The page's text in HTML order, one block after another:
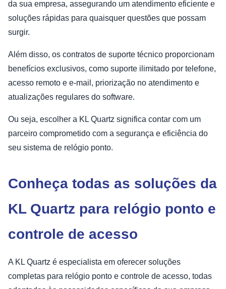
da sua empresa, assegurando um atendimento eficiente e
soluções rápidas para quaisquer questões que possam
surgir.
Além disso, os contratos de suporte técnico proporcionam
benefícios exclusivos, como suporte ilimitado por telefone,
acesso remoto e e-mail, priorização no atendimento e
atualizações regulares do software.
Ou seja, escolher a KL Quartz significa contar com um
parceiro comprometido com a segurança e eficiência do
seu sistema de relógio ponto.
Conheça todas as soluções da
KL Quartz para relógio ponto e
controle de acesso
A KL Quartz é especialista em oferecer soluções
completas para relógio ponto e controle de acesso, todas